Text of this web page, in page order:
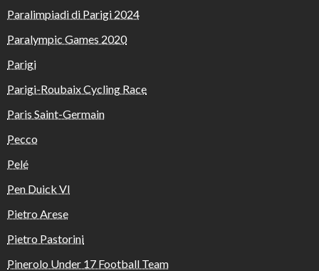
Paralimpiadi di Parigi 2024
Paralympic Games 2020
Parigi
Parigi-Roubaix Cycling Race
Paris Saint-Germain
Pecco
Pelé
Pen Duick VI
Pietro Arese
Pietro Pastorini
Pinerolo Under 17 Football Team